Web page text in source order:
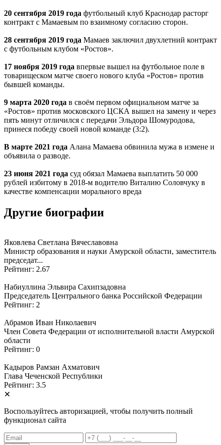
20 сентября 2019 года футбольный клуб Краснодар расторг
контракт с Мамаевым по взаимному согласию сторон.
28 сентября 2019 года Мамаев заключил двухлетний контракт
с футбольным клубом «Ростов».
17 ноября 2019 года впервые вышел на футбольное поле в
товарищеском матче своего нового клуба «Ростов» против
бывшей команды.
9 марта 2020 года в своём первом официальном матче за
«Ростов» против московского ЦСКА вышел на замену и через
пять минут отличился с передачи Эльдора Шомуродова,
принеся победу своей новой команде (3:2).
В марте 2021 года Алана Мамаева обвинила мужа в измене и
объявила о разводе.
23 июня 2021 года суд обязал Мамаева выплатить 50 000
рублей избитому в 2018-м водителю Виталию Соловчуку в
качестве компенсации морального вреда
Другие биографии
Яковлева Светлана Вячеславовна
Министр образования и науки Амурской области, заместитель
председат...
Рейтинг: 2.67
Набиуллина Эльвира Сахипзадовна
Председатель Центрального банка Российской Федерации
Рейтинг: 2
Абрамов Иван Николаевич
Член Совета Федерации от исполнительной власти Амурской
области
Рейтинг: 0
Кадыров Рамзан Ахматович
Глава Чеченской Республики
Рейтинг: 3.5
✕
Воспользуйтесь авторизацией, чтобы получить полный
функционал сайта